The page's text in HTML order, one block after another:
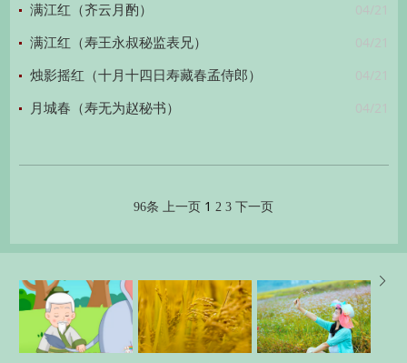
04/21
满江红（齐云月酌）
04/21
满江红（寿王永叔秘监表兄）
04/21
烛影摇红（十月十四日寿藏春孟侍郎）
04/21
月城春（寿无为赵秘书）
96条 上一页 1 2 3 下一页
